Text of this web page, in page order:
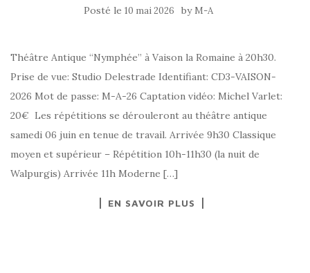
Posté le 10 mai 2026 by M-A
Théâtre Antique “Nymphée” à Vaison la Romaine à 20h30.
Prise de vue: Studio Delestrade Identifiant: CD3-VAISON-
2026 Mot de passe: M-A-26 Captation vidéo: Michel Varlet:
20€ Les répétitions se dérouleront au théâtre antique
samedi 06 juin en tenue de travail. Arrivée 9h30 Classique
moyen et supérieur – Répétition 10h-11h30 (la nuit de
Walpurgis) Arrivée 11h Moderne […]
EN SAVOIR PLUS